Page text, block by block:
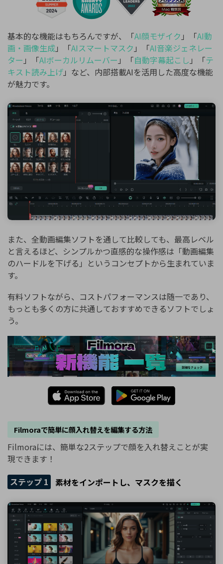
基本的な機能はもちろんですが、「AI顔モザイク 」「AI動
画・画像生成」「AIスマートマスク 」「AI音楽ジェネレー
ター 」「AIボーカルリムーバー 」「自動字幕起こし 」「テ
キスト読み上げ」など、内部搭載AIを活用した高度な機能
が魅力です。
また、全動画編集ソフトを通して比較しても、最高レベル
と言えるほど、シンプルかつ直感的な操作感は「動画編集
のハードルを下げる」というコンセプトから生まれていま
す。
有料ソフトながら、コストパフォーマンスは随一であり、
もっとも多くの方に共通しておすすめできるソフトでしょ
う。
Filmoraで簡単に顔入れ替えを編集する方法
Filmoraには、簡単な2ステップで顔を入れ替えことが実
現できます！
ステップ 1
素材をインポートし、マスクを描く